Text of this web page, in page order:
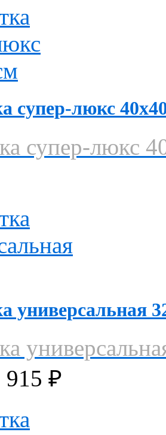
супер-люкс
супер-люкс
универсальная
915 ₽